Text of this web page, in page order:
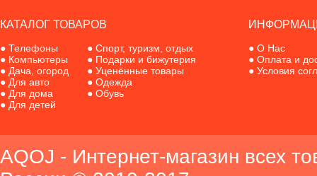
КАТАЛОГ ТОВАРОВ
● Телефоны
● Компьютеры
● Дача, огород
● Для авто
● Для дома
● Для детей
● Спорт, туризм, отдых
● Подарки и бижутерия
● Уценённые товары
● Одежда
● Обувь
● О Нас
● Оплата и
● Условия
AQOJ - Интернет-магазин всех